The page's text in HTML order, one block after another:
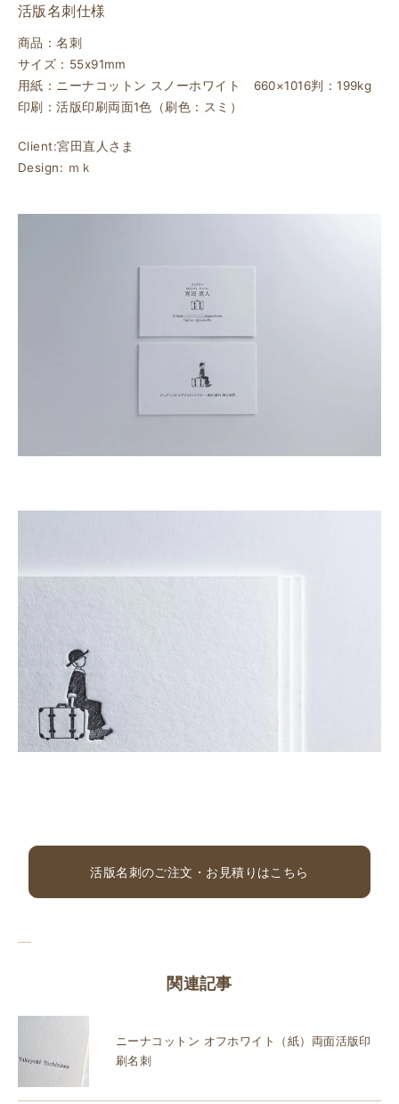
活版名刺仕様
商品：名刺
サイズ：55x91mm
用紙：ニーナコットン スノーホワイト 660×1016判：199kg
印刷：活版印刷両面1色（刷色：スミ）
Client:宮田直人さま
Design: ｍｋ
活版名刺のご注文・お見積りはこちら
関連記事
ニーナコットン オフホワイト（紙）両面活版印
刷名刺